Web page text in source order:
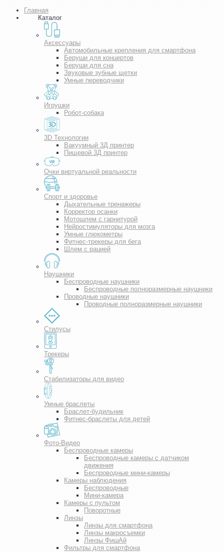
Главная
Каталог
Аксессуары
Автомобильные крепления для смартфона
Беруши для концертов
Беруши для сна
Звуковые зубные щетки
Умные переводчики
Игрушки
Робот-собака
3D Технологии
Вакуумный 3Д принтер
Пищевой 3Д принтер
Очки виртуальной реальности
Спорт и здоровье
Дыхательные тренажеры
Корректор осанки
Мотошлем с гарнитурой
Нейростимуляторы для мозга
Умные глюкометры
Фитнес-трекеры для бега
Шлем с рацией
Наушники
Беспроводные наушники
Беспроводные полноразмерные наушники
Проводные наушники
Проводные полноразмерные наушники
Стилусы
Трекеры
Стабилизаторы для видео
Умные браслеты
Браслет-будильник
Фитнес-браслеты для детей
Фото-Видео
Беспроводные камеры
Беспроводные камеры с датчиком
движения
Беспроводные мини-камеры
Камеры наблюдения
Беспроводные
Мини-камера
Камеры с пультом
Поворотные
Линзы
Линзы для смартфона
Линзы макросъемки
Линзы ФишАй
Фильтры для смартфона